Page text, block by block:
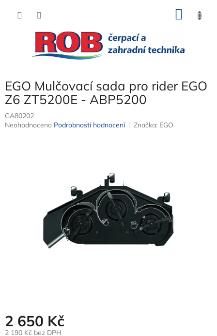
EGO Mulčovací sada pro rider EGO
Z6 ZT5200E - ABP5200
GA80202
Průměrné
Neohodnoceno Podrobnosti hodnocení Značka: EGO
2 650 Kč
2 190 Kč bez DPH